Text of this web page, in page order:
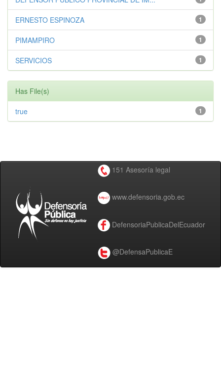
1
ERNESTO ESPINOZA
1
PIMAMPIRO
1
SERVICIOS
Has File(s)
1
true
151 Asesoría legal
www.defensoria.gob.ec
DefensoriaPublicaDelEcuador
@DefensaPublicaE